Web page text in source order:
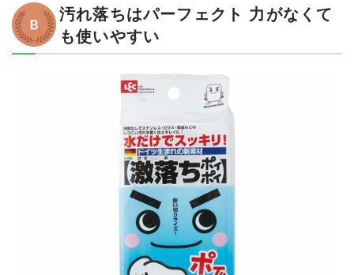
汚れ落ちはパーフェクト 力がなくて
も使いやすい